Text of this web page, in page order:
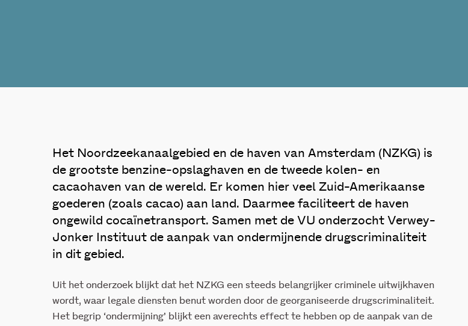
Het Noordzeekanaalgebied en de haven van Amsterdam (NZKG) is
de grootste benzine-opslaghaven en de tweede kolen- en
cacaohaven van de wereld. Er komen hier veel Zuid-Amerikaanse
goederen (zoals cacao) aan land. Daarmee faciliteert de haven
ongewild cocaïnetransport. Samen met de VU onderzocht Verwey-
Jonker Instituut de aanpak van ondermijnende drugscriminaliteit
in dit gebied.
Uit het onderzoek blijkt dat het NZKG een steeds belangrijker criminele uitwijkhaven
wordt, waar legale diensten benut worden door de georganiseerde drugscriminaliteit.
Het begrip ‘ondermijning’ blijkt een averechts effect te hebben op de aanpak van de